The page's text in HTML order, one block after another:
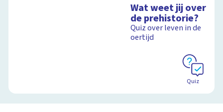
Wat weet jij over
de prehistorie?
Quiz over leven in de
oertijd
Quiz